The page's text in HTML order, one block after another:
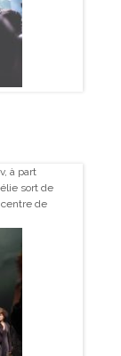
à part
sort de
de